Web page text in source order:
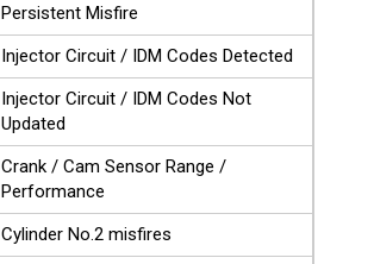
Persistent Misfire
Injector Circuit / IDM Codes Detected
Injector Circuit / IDM Codes Not
Updated
Crank / Cam Sensor Range /
Performance
Cylinder No.2 misfires